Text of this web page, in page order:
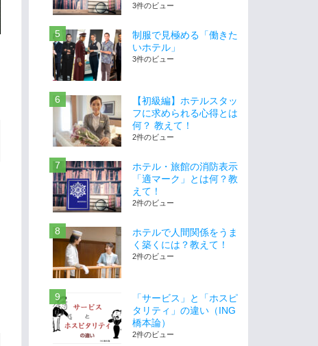
3件のビュー
制服で見極める「働きた
いホテル」
3件のビュー
【初級編】ホテルスタッ
フに求められる心得とは
何？ 教えて！
2件のビュー
ホテル・旅館の消防表示
「適マーク」とは何？教
えて！
2件のビュー
ホテルで人間関係をうま
く築くには？教えて！
2件のビュー
「サービス」と「ホスピ
タリティ」の違い（ING
橋本論）
2件のビュー